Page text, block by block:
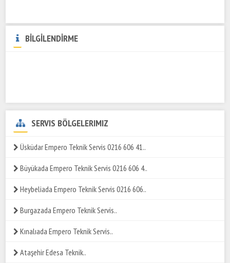
BİLGİLENDİRME
SERVIS BÖLGELERIMIZ
Üsküdar Empero Teknik Servis 0216 606 41..
Büyükada Empero Teknik Servis 0216 606 4..
Heybeliada Empero Teknik Servis 0216 606..
Burgazada Empero Teknik Servis..
Kınalıada Empero Teknik Servis..
Ataşehir Edesa Teknik..